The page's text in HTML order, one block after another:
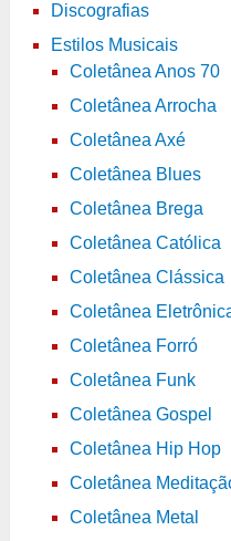
Discografias
Estilos Musicais
Coletânea Anos 70
Coletânea Arrocha
Coletânea Axé
Coletânea Blues
Coletânea Brega
Coletânea Católica
Coletânea Clássica
Coletânea
Coletânea Forró
Coletânea Funk
Coletânea Gospel
Coletânea Hip Hop
Coletânea
Coletânea Metal